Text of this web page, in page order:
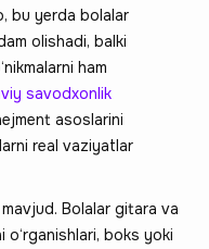
bu yerda bolalar
olishadi, balki
ham
savodxonlik
asoslarini
real vaziyatlar
Bolalar gitara va
boks yoki